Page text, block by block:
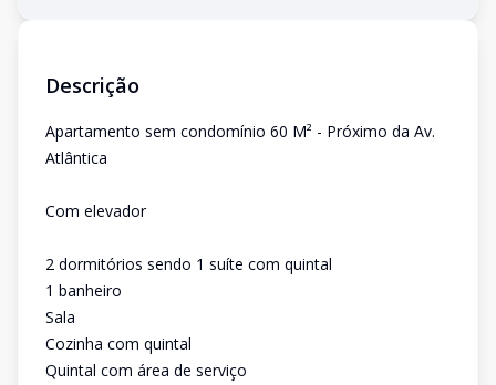
Descrição
Apartamento sem condomínio 60 M² - Próximo da Av.
Atlântica
Com elevador
2 dormitórios sendo 1 suíte com quintal
1 banheiro
Sala
Cozinha com quintal
Quintal com área de serviço